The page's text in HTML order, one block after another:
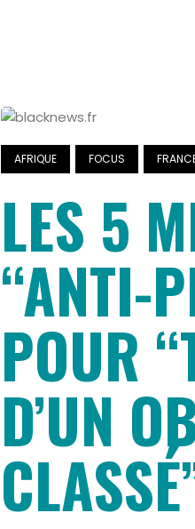
AFRIQUE FOCUS
LES 5
“ANTI-
POUR
D’UN